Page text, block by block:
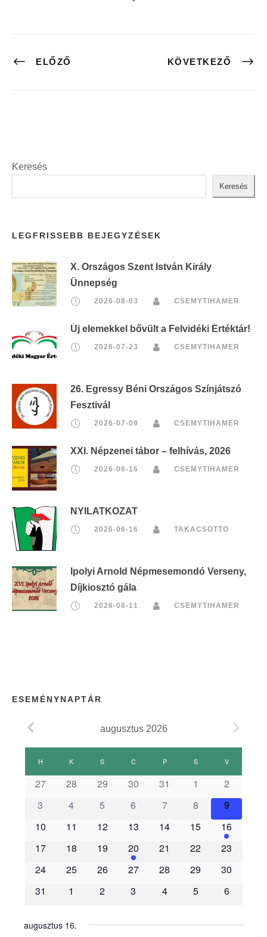
ELŐZŐ KÖVETKEZŐ
Keresés
Keresés
LEGFRISSEBB BEJEGYZÉSEK
X. Országos Szent István Király
Ünnepség
2026-08-03 CSEMYTIHAMER
Új elemekkel bővült a Felvidéki Értéktár!
2026-07-23 CSEMYTIHAMER
26. Egressy Béni Országos Színjátszó
Fesztivál
2026-07-09 CSEMYTIHAMER
XXI. Népzenei tábor – felhívás, 2026
2026-06-16 CSEMYTIHAMER
NYILATKOZAT
2026-06-16 TAKACSOTTO
Ipolyi Arnold Népmesemondó Verseny,
Díjkiosztó gála
2026-06-11 CSEMYTIHAMER
ESEMÉNYNAPTÁR
augusztus 2026
E
m
é
n
y
H K S CCSÜTÖRTÖK
PPÉNTEK SSZOMBAT
VVASÁRNAP
27 28 29 30 31 1
2
3
4 5 6 7 8
9
10
11 12 13 14 15
16
17
18 19 20 21 22
23
24
25 26 27 28 29
30
31
1 2 3 4 5 6
augusztus 16.